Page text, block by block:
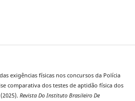
exigências físicas nos concursos da Polícia
comparativa dos testes de aptidão física dos
Revista Do Instituto Brasileiro De